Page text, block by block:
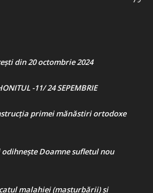
din 20 octombrie 2024
-11/ 24 SEPEMBRIE
primei mănăstiri ortodoxe
odihnește Doamne sufletul nou
malahiei (masturbării) şi